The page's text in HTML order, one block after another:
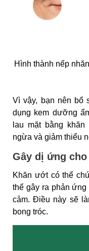
Hình thành nếp
Vì vậy, bạn nên bổ
dụng kem dưỡng
lau mặt bằng
ngừa và giảm thiểu
Gây dị ứng cho
Khăn ướt có thể
thể gây ra phản
cảm. Điều này sẽ
bong tróc.